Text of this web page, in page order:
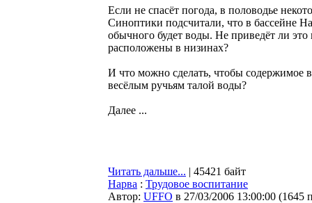
Если не спасёт погода, в половодье
Синоптики подсчитали, что в бассейне
обычного будет воды. Не приведёт ли
расположены в низинах?
И что можно сделать, чтобы содержимое
весёлым ручьям талой воды?
Далее ...
Читать дальше... | 45421 байт
Нарва : Трудовое воспитание
Автор: UFFO в 27/03/2006 13:00:00 (1645